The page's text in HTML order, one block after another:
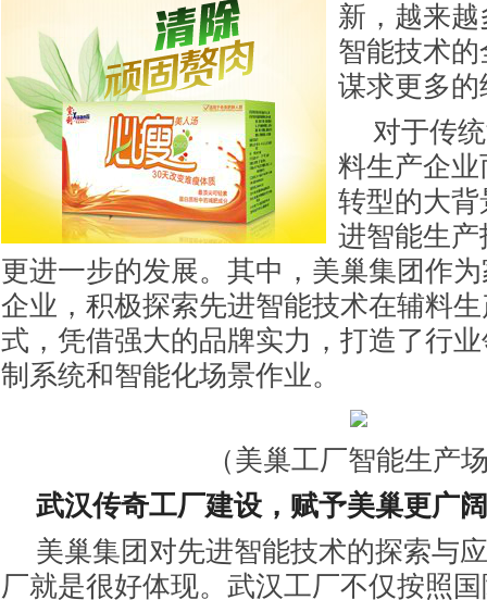
新，越来
智能技术
谋求更多
对于传
料生产企
转型的大
进智能生
更进一步的发展。其中，美巢集团作
企业，积极探索先进智能技术在辅料
式，凭借强大的品牌实力，打造了行
制系统和智能化场景作业。
（美巢工厂智能生产
武汉传奇工厂建设，赋予美巢更广
美巢集团对先进智能技术的探索与
厂就是很好体现。武汉工厂不仅按照